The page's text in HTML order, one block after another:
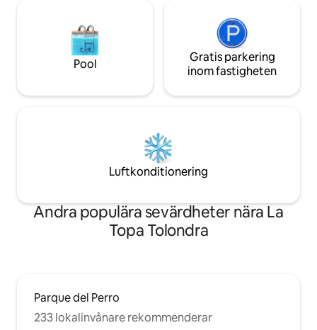
Pool
Gratis parkering
inom fastigheten
Luftkonditionering
Andra populära sevärdheter nära La
Topa Tolondra
Parque del Perro
233 lokalinvånare rekommenderar